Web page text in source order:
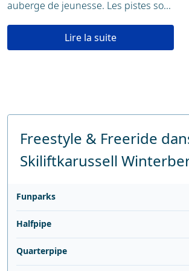
auberge de jeunesse. Les pistes so...
Lire la suite
Freestyle & Freeride
Skiliftkarussell
Funparks
Halfpipe
Quarterpipe